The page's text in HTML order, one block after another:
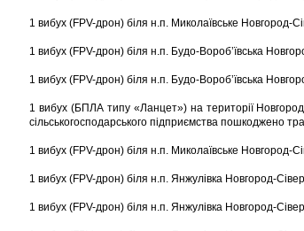
1 вибух (FPV-дрон) біля н.п. Миколаївське Новгород-
1 вибух (FPV-дрон) біля н.п. Будо-Воробʼївська
1 вибух (FPV-дрон) біля н.п. Будо-Воробʼївська
1 вибух (БПЛА типу «Ланцет») на території
сільськогосподарського підприємства пошкоджено
1 вибух (FPV-дрон) біля н.п. Миколаївське Новгород-
1 вибух (FPV-дрон) біля н.п. Янжулівка Новгород-
1 вибух (FPV-дрон) біля н.п. Янжулівка Новгород-